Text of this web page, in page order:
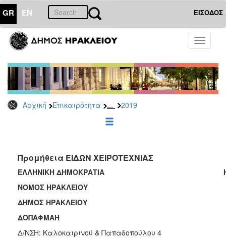
GR EN ΕΙΣΟΔΟΣ
Toggle
Αρχική Επικαιρότητα ... 2019
ΕΠΙΚΑΙΡΟΤΗΤΑ
-
Δημοπρασίες
Αρχείο
2026
2022
2021
2020
2019
2018
Προμήθεια ΕΙΔΩΝ ΧΕΙΡΟΤΕΧΝΙΑΣ
ΕΛΛΗΝΙΚΗ ΔΗΜΟΚΡΑΤΙΑ
ΝΟΜΟΣ ΗΡΑΚΛΕΙΟΥ
ΔΗΜΟΣ ΗΡΑΚΛΕΙΟΥ
ΔΟΠΑΦΜΑΗ
Δ/ΝΣΗ: Καλοκαιρινού & Παπαδοπούλου 4